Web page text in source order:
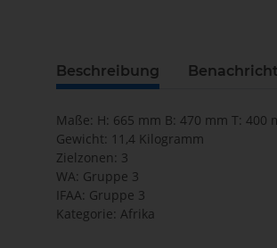
Beschreibung
Maße: H: 665 mm B: 470 mm T: 400
Gewicht: 11,4 Kilogramm
Zielzonen: 3
WA: Gruppe 3
IFAA: Gruppe 3
Kategorie: Afrika